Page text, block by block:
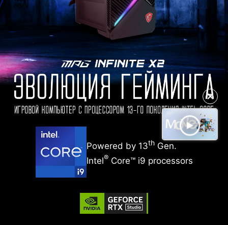
✕
Powered by 13thGen.
Intel®Core™ i9 processors